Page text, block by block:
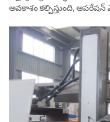
అవకాశం కల్పిస్తుంది,